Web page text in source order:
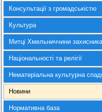
Консультації з громадськістю
Культура
Митці Хмельниччини
Національності та релігії
Нематеріальна культурна
Новини
Нормативна база